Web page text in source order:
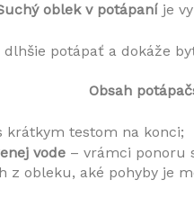
oblek v potápaní je
potápať a dokáže
Obsah
krátkym testom na konci;
vode – vrámci ponoru
z obleku, aké pohyby je